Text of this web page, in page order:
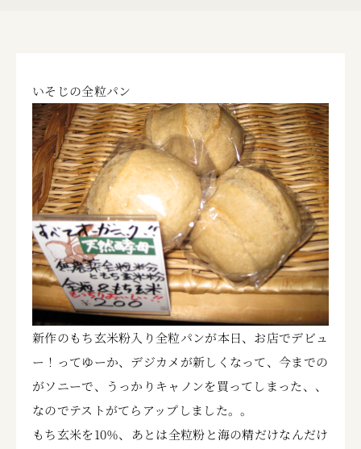
いそじの全粒パン
新作のもち玄米粉入り全粒パンが本日、お店でデビュ
ー！ってゆーか、デジカメが新しくなって、今までの
がソニーで、うっかりキャノンを買ってしまった、、
なのでテストがてらアップしました。。
もち玄米を10％、あとは全粒粉と海の精だけなんだけ